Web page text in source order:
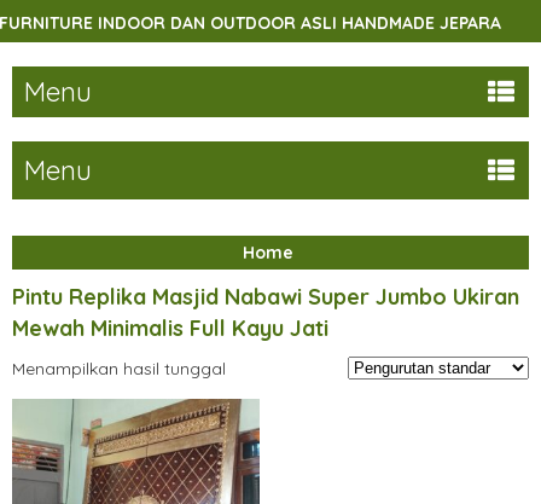
INDOOR DAN OUTDOOR ASLI HANDMADE JEPARA
Menu
Menu
Home
Pintu Replika Masjid Nabawi Super Jumbo Ukiran
Mewah Minimalis Full Kayu Jati
Menampilkan hasil tunggal